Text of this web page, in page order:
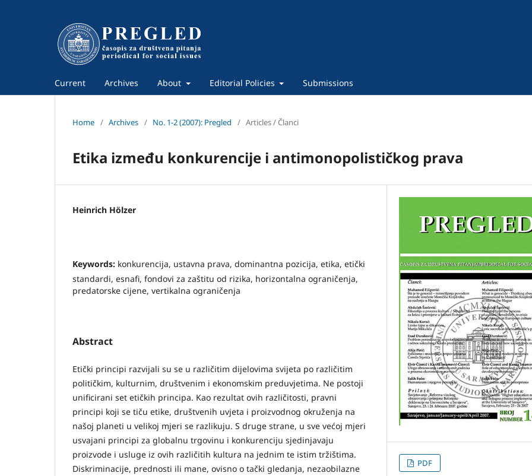
Current Archives About Editorial Policies Submissions
Home / Archives / No. 1-2 (2007): Pregled / Articles / Članci
Etika između konkurencije i antimonopolističkog prava
Heinrich Hölzer
Keywords: konkurencija, ustavna prava, dominantna pozicija, etika, etički
standardi, esnafi, fondovi za zaštitu od rizika, horizontalna ograničenja,
predatorske cijene, vertikalna ograničenja
Abstract
Etički principi razvijali su se u različitim dijelovima svijeta po različitim
političkim, kulturnim, društvenim i ekonomskim preduvjetima. Ne postoji
unificirani set etičkih principa. Kao rezultat ovih različitosti, pravni
principi koji se tiču etike, društvenih uvjeta i proizvodnog okruženja na
našoj planeti u velikoj mjeri se razlikuju. S druge strane, u sve većoj mjeri
usvajani principi za globalnu trgovinu i konkurenciju sjedinjavaju
proizvode i usluge iz ovih različitih kultura na jednim te istim tržištima.
Diskriminacije, prednosti ili mane, ovisno o tački gledanja, nezaobilazne
PDF